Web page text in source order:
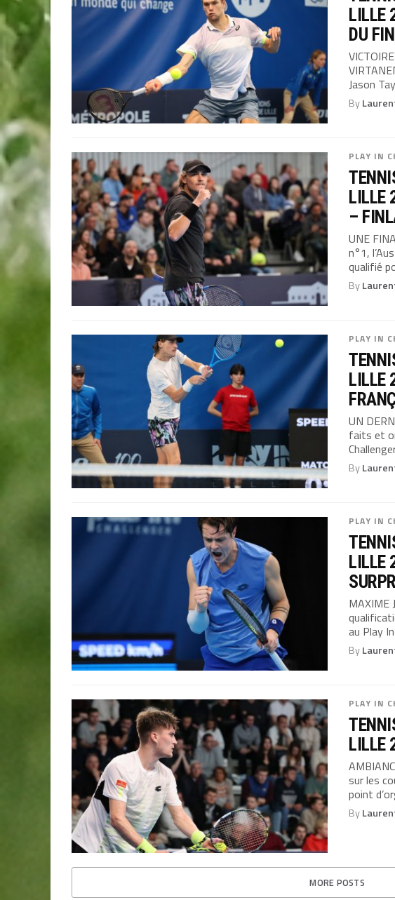
LILLE
DU
Jason
By
PLAY IN
LILLE
–
UNE
n°1,
qualifié
By
PLAY IN
LILLE
UN
faits et
By
PLAY IN
LILLE
MAXIME
au Play
By
PLAY IN
LILLE
sur les
point
By
MORE POSTS